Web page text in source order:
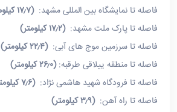
فاصله تا نمایشگاه بین المللی مشهد:(۱۷٫۷ کیلومتر)
فاصله تا پارک ملت مشهد:(۱۷٫۲ کیلومتر)
فاصله تا سرزمین موج های آبی:(۲۲٫۴ کیلومتر)
فاصله تا منطقه ییلاقی طرقبه:(۲۶٫۰ کیلومتر)
فاصله تا فرودگاه شهید هاشمی نژاد:(۷٫۶ کیلومتر)
فاصله تا راه آهن:(۳٫۹ کیلومتر)